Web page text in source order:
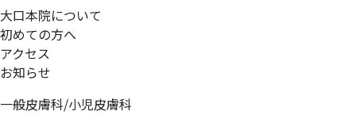
大口本院について
初めての方へ
アクセス
お知らせ
一般皮膚科/小児皮膚科